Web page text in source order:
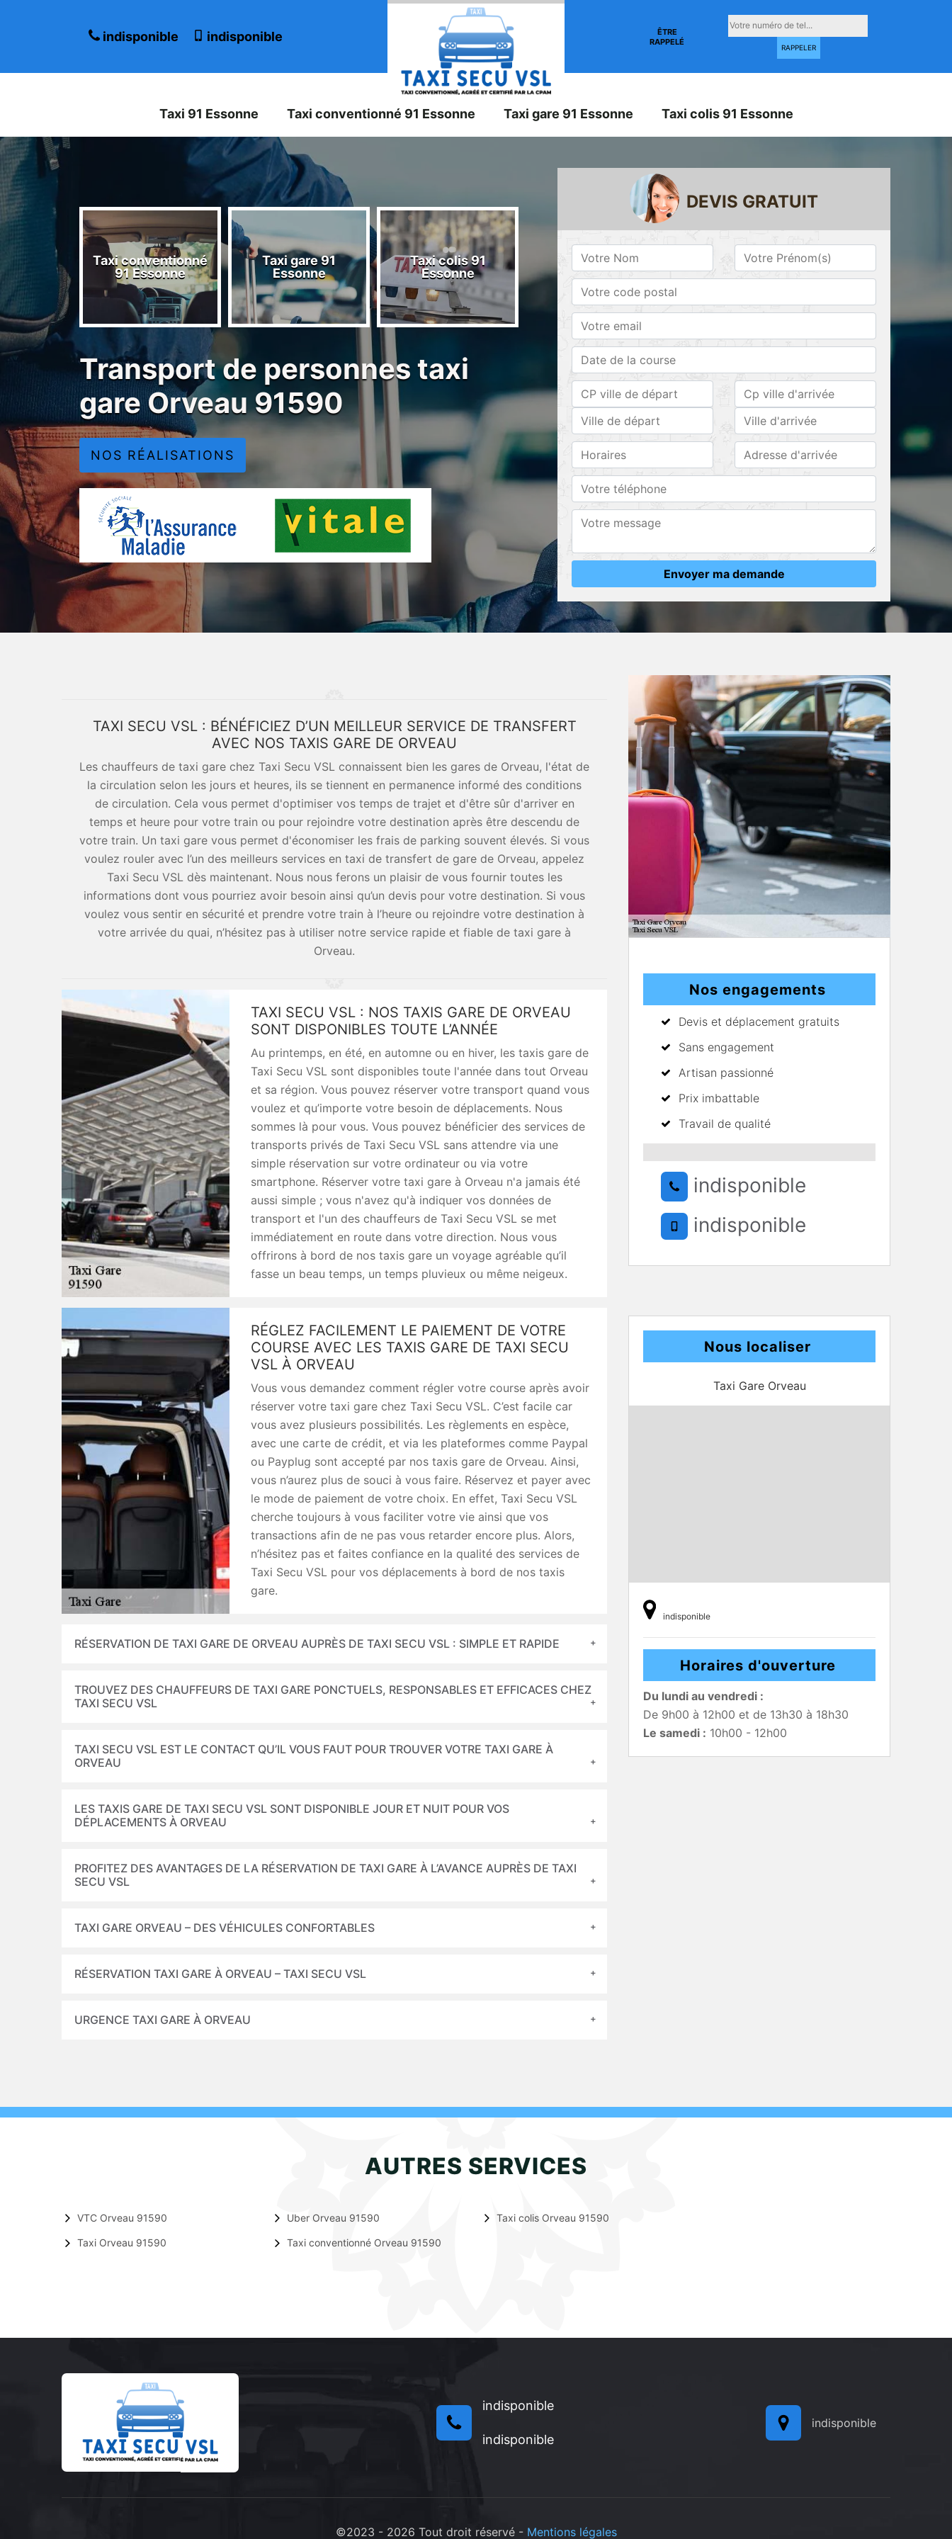
indisponible indisponible
ÊTRE
RAPPELÉ
Taxi 91 Essonne Taxi conventionné 91 Essonne Taxi gare 91 Essonne Taxi colis 91 Essonne
Taxi conventionné
91 Essonne
Taxi gare 91
Essonne
Taxi colis 91
Essonne
Taxi 91 Essonne
Taxi conventionné
91 Essonne
Essonne
Transport de personnes taxi
gare Orveau 91590
NOS RÉALISATIONS
DEVIS GRATUIT
TAXI SECU VSL : BÉNÉFICIEZ D’UN MEILLEUR SERVICE DE TRANSFERT
AVEC NOS TAXIS GARE DE ORVEAU
Les chauffeurs de taxi gare chez Taxi Secu VSL connaissent bien les gares de Orveau, l'état de
la circulation selon les jours et heures, ils se tiennent en permanence informé des conditions
de circulation. Cela vous permet d'optimiser vos temps de trajet et d'être sûr d'arriver en
temps et heure pour votre train ou pour rejoindre votre destination après être descendu de
votre train. Un taxi gare vous permet d'économiser les frais de parking souvent élevés. Si vous
voulez rouler avec l’un des meilleurs services en taxi de transfert de gare de Orveau, appelez
Taxi Secu VSL dès maintenant. Nous nous ferons un plaisir de vous fournir toutes les
informations dont vous pourriez avoir besoin ainsi qu’un devis pour votre destination. Si vous
voulez vous sentir en sécurité et prendre votre train à l’heure ou rejoindre votre destination à
votre arrivée du quai, n’hésitez pas à utiliser notre service rapide et fiable de taxi gare à
Orveau.
TAXI SECU VSL : NOS TAXIS GARE DE ORVEAU
SONT DISPONIBLES TOUTE L’ANNÉE
Au printemps, en été, en automne ou en hiver, les taxis gare de
Taxi Secu VSL sont disponibles toute l'année dans tout Orveau
et sa région. Vous pouvez réserver votre transport quand vous
voulez et qu’importe votre besoin de déplacements. Nous
sommes là pour vous. Vous pouvez bénéficier des services de
transports privés de Taxi Secu VSL sans attendre via une
simple réservation sur votre ordinateur ou via votre
smartphone. Réserver votre taxi gare à Orveau n'a jamais été
aussi simple ; vous n'avez qu'à indiquer vos données de
transport et l'un des chauffeurs de Taxi Secu VSL se met
immédiatement en route dans votre direction. Nous vous
offrirons à bord de nos taxis gare un voyage agréable qu’il
fasse un beau temps, un temps pluvieux ou même neigeux.
RÉGLEZ FACILEMENT LE PAIEMENT DE VOTRE
COURSE AVEC LES TAXIS GARE DE TAXI SECU
VSL À ORVEAU
Vous vous demandez comment régler votre course après avoir
réserver votre taxi gare chez Taxi Secu VSL. C’est facile car
vous avez plusieurs possibilités. Les règlements en espèce,
avec une carte de crédit, et via les plateformes comme Paypal
ou Payplug sont accepté par nos taxis gare de Orveau. Ainsi,
vous n’aurez plus de souci à vous faire. Réservez et payer avec
le mode de paiement de votre choix. En effet, Taxi Secu VSL
cherche toujours à vous faciliter votre vie ainsi que vos
transactions afin de ne pas vous retarder encore plus. Alors,
n’hésitez pas et faites confiance en la qualité des services de
Taxi Secu VSL pour vos déplacements à bord de nos taxis
gare.
RÉSERVATION DE TAXI GARE DE ORVEAU AUPRÈS DE TAXI SECU VSL : SIMPLE ET RAPIDE
TROUVEZ DES CHAUFFEURS DE TAXI GARE PONCTUELS, RESPONSABLES ET EFFICACES CHEZ
TAXI SECU VSL
TAXI SECU VSL EST LE CONTACT QU’IL VOUS FAUT POUR TROUVER VOTRE TAXI GARE À
ORVEAU
LES TAXIS GARE DE TAXI SECU VSL SONT DISPONIBLE JOUR ET NUIT POUR VOS
DÉPLACEMENTS À ORVEAU
PROFITEZ DES AVANTAGES DE LA RÉSERVATION DE TAXI GARE À L’AVANCE AUPRÈS DE TAXI
SECU VSL
TAXI GARE ORVEAU – DES VÉHICULES CONFORTABLES
RÉSERVATION TAXI GARE À ORVEAU – TAXI SECU VSL
URGENCE TAXI GARE À ORVEAU
Nos engagements
Devis et déplacement gratuits
Sans engagement
Artisan passionné
Prix imbattable
Travail de qualité
indisponible
indisponible
Nous localiser
Taxi Gare Orveau
indisponible
Horaires d'ouverture
Du lundi au vendredi :
De 9h00 à 12h00 et de 13h30 à 18h30
Le samedi : 10h00 - 12h00
AUTRES SERVICES
VTC Orveau 91590
Taxi Orveau 91590
Uber Orveau 91590
Taxi conventionné Orveau 91590
Taxi colis Orveau 91590
indisponible
indisponible
indisponible
©2023 - 2026 Tout droit réservé - Mentions légales